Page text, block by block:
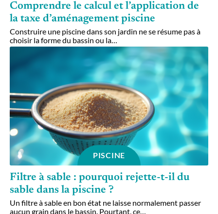
Comprendre le calcul et l’application de
la taxe d’aménagement piscine
Construire une piscine dans son jardin ne se résume pas à
choisir la forme du bassin ou la…
PISCINE
Filtre à sable : pourquoi rejette-t-il du
sable dans la piscine ?
Un filtre à sable en bon état ne laisse normalement passer
aucun grain dans le bassin. Pourtant, ce